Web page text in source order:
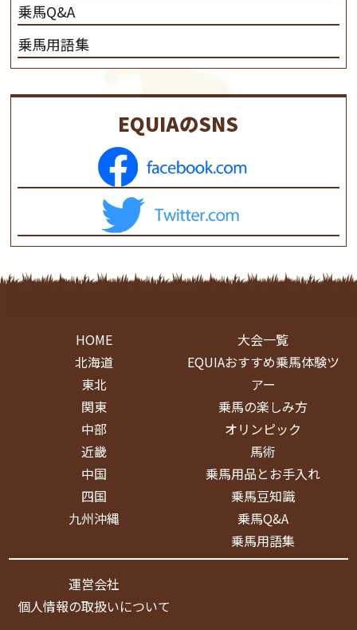
乗馬Q&A
乗馬用語集
EQUIAのSNS
HOME
北海道
東北
関東
中部
近畿
中国
四国
九州沖縄
大会一覧
EQUIAおすすめ乗馬体験ツ
アー
乗馬の楽しみ方
オリンピック
馬術
乗馬用品とお手入れ
乗馬豆知識
乗馬Q&A
乗馬用語集
運営会社
個人情報の取扱いについて